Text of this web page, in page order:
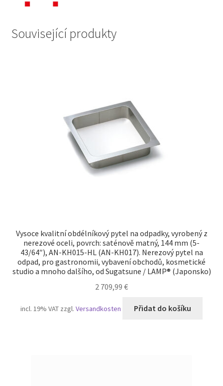
Související produkty
Vysoce kvalitní obdélníkový pytel na odpadky, vyrobený z
nerezové oceli, povrch: saténově matný, 144 mm (5-
43/64″), AN-KH015-HL (AN-KH017). Nerezový pytel na
odpad, pro gastronomii, vybavení obchodů, kosmetické
studio a mnoho dalšího, od Sugatsune / LAMP® (Japonsko)
2 709,99 €
incl. 19% VAT zzgl.Versandkosten Přidat do košíku